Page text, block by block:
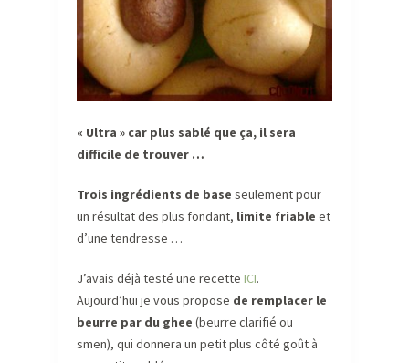
« Ultra » car plus sablé que ça, il sera
difficile de trouver …
Trois ingrédients de base seulement pour
un résultat des plus fondant, limite friable et
d’une tendresse …
J’avais déjà testé une recette ICI.
Aujourd’hui je vous propose de remplacer le
beurre par du ghee (beurre clarifié ou
smen), qui donnera un petit plus côté goût à